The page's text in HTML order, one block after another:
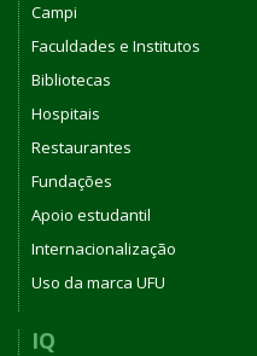
Campi
Faculdades e Institutos
Bibliotecas
Hospitais
Restaurantes
Fundações
Apoio estudantil
Internacionalização
Uso da marca UFU
IQ